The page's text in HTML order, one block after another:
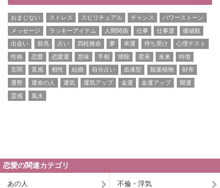
おまじない ストレス スピリチュアル チャンス
パワーストーン
メッセージ
ラッキーアイテム 人間関係 仕事 仕事運
価値観
出会い
前兆 占い 四柱推命 夢 幸運 待ち受け
心理テスト
性格
恋愛 恋愛運 意味 手相 掃除 星座 未来
特徴
玄関
直感 相性 結婚 自分占い 血液型 観葉植物
財布
運勢
運命の人 運気 運気アップ 金運 金運アップ
開運
霊感
風水
恋愛の関連カテゴリ
あの人 不倫・浮気